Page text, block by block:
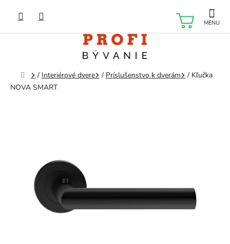
obsah
Domov
/ Interiérové dvere / Príslušenstvo k dverám / Kľučka
NOVA SMART